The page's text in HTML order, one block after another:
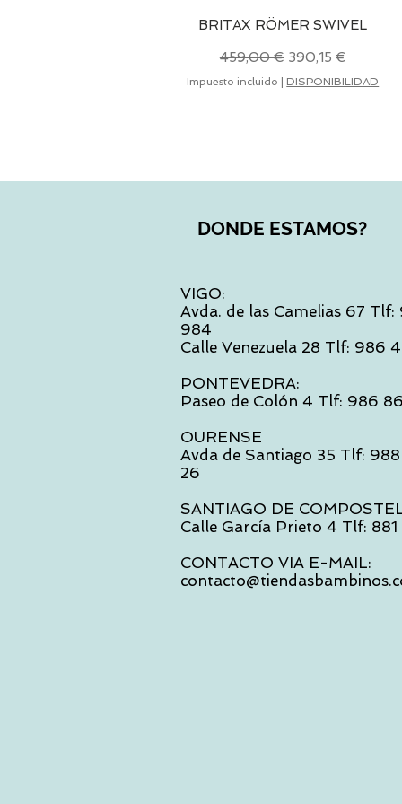
Vista rápida
BRITAX RÖMER SWIVEL
Precio
459,00 € Precio de oferta
390,15 €
Impuesto incluido | DISPONIBILIDAD
DONDE ESTAMOS?
VIGO:
Avda. de las Camelias 67
984
Calle Venezuela 28 Tlf: 986
PONTEVEDRA:
Paseo de Colón 4 Tlf: 986
OURENSE
Avda de Santiago 35 Tlf: 988
26
SANTIAGO DE
Calle García Prieto 4 Tlf:
CONTACTO VIA E-MAIL: